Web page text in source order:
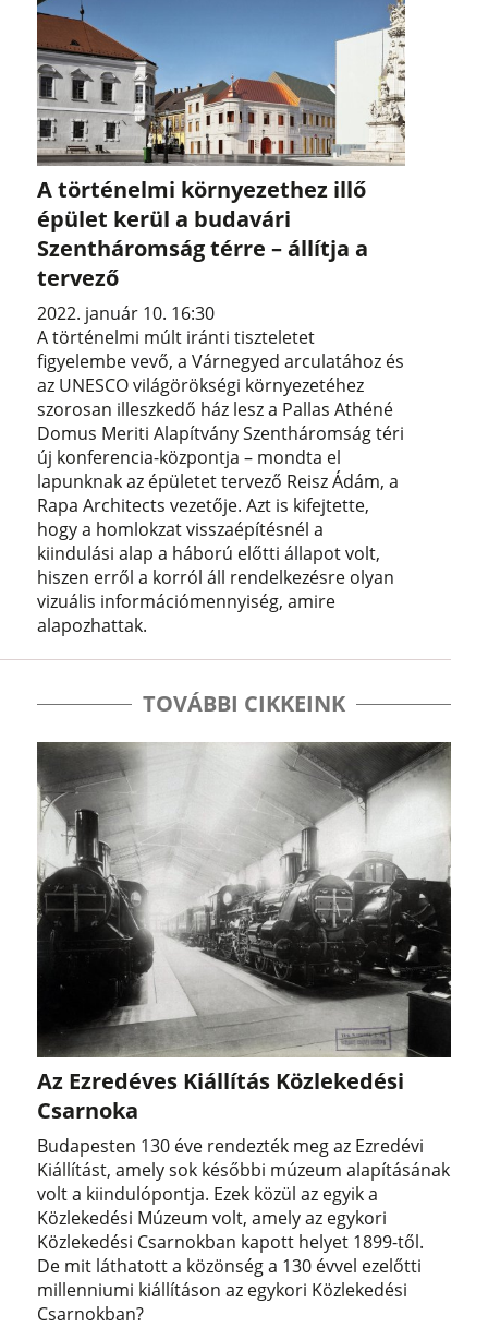
A történelmi környezethez illő
épület kerül a budavári
Szentháromság térre – állítja a
tervező
2022. január 10. 16:30
A történelmi múlt iránti tiszteletet
figyelembe vevő, a Várnegyed arculatához és
az UNESCO világörökségi környezetéhez
szorosan illeszkedő ház lesz a Pallas Athéné
Domus Meriti Alapítvány Szentháromság téri
új konferencia-központja – mondta el
lapunknak az épületet tervező Reisz Ádám, a
Rapa Architects vezetője. Azt is kifejtette,
hogy a homlokzat visszaépítésnél a
kiindulási alap a háború előtti állapot volt,
hiszen erről a korról áll rendelkezésre olyan
vizuális információmennyiség, amire
alapozhattak.
TOVÁBBI CIKKEINK
Az Ezredéves Kiállítás Közlekedési
Csarnoka
Budapesten 130 éve rendezték meg az Ezredévi
Kiállítást, amely sok későbbi múzeum alapításának
volt a kiindulópontja. Ezek közül az egyik a
Közlekedési Múzeum volt, amely az egykori
Közlekedési Csarnokban kapott helyet 1899-től.
De mit láthatott a közönség a 130 évvel ezelőtti
millenniumi kiállításon az egykori Közlekedési
Csarnokban?